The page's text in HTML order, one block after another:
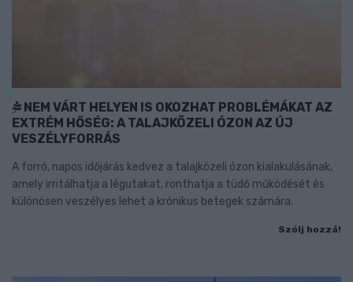
NEM VÁRT HELYEN IS OKOZHAT PROBLÉMÁKAT AZ
EXTRÉM HŐSÉG: A TALAJKÖZELI ÓZON AZ ÚJ
VESZÉLYFORRÁS
A forró, napos időjárás kedvez a talajközeli ózon kialakulásának,
amely irritálhatja a légutakat, ronthatja a tüdő működését és
különösen veszélyes lehet a krónikus betegek számára.
Szólj hozzá!